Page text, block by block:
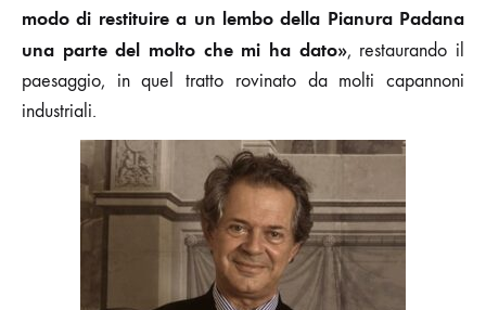
modo di restituire a un lembo della Pianura Padana
una parte del molto che mi ha dato», restaurando il
paesaggio, in quel tratto rovinato da molti capannoni
industriali.